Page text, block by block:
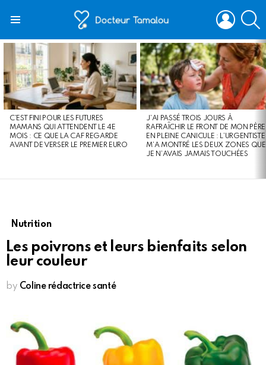
LOGIN
LATEST
STORIES
C’EST FINI POUR LES FUTURES
MAMANS QUI ATTENDENT LE 4E
MOIS : CE QUE LA CAF REGARDE
AVANT DE VERSER LE PREMIER EURO
J’AI PASSÉ TROIS JOURS À
RAFRAÎCHIR LE FRONT DE MON PÈRE
EN PLEINE CANICULE : L’URGENTISTE
M’A MONTRÉ LES DEUX ZONES QUE
JE N’AVAIS JAMAIS TOUCHÉES
Nutrition
Les poivrons et leurs bienfaits selon
leur couleur
by Coline rédactrice santé